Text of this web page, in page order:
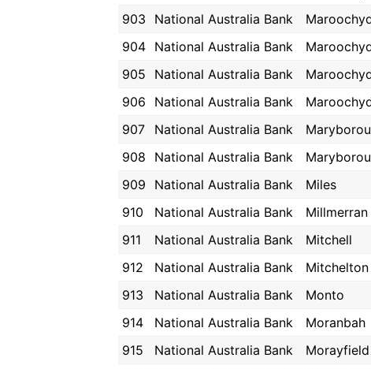
903
National Australia Bank
904 National Australia Bank
905
National Australia Bank
906
National Australia Bank
907
National Australia Bank
908
National Australia Bank
909
National Australia Bank Miles
910
National Australia Bank Millmerran
911
National Australia Bank Mitchell
912
National Australia Bank Mitchelton
913
National Australia Bank Monto
914
National Australia Bank Moranbah
915
National Australia Bank Morayfield